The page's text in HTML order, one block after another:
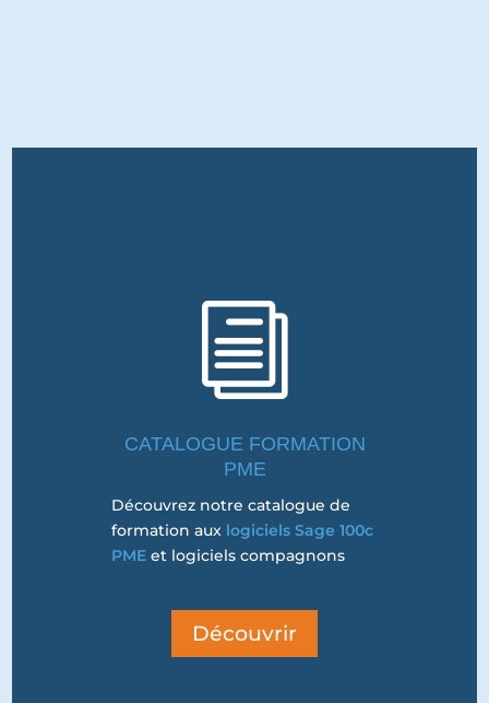
i
CATALOGUE FORMATION
PME
Découvrez notre catalogue de
formation aux logiciels Sage 100c
PME et logiciels compagnons
Découvrir